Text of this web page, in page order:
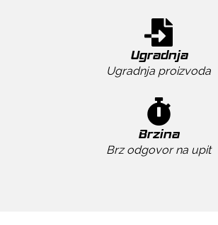
Ugradnja
Ugradnja proizvoda
Brzina
Brz odgovor na upit